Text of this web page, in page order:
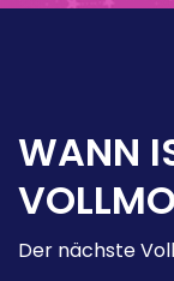
WANN
Der nächste